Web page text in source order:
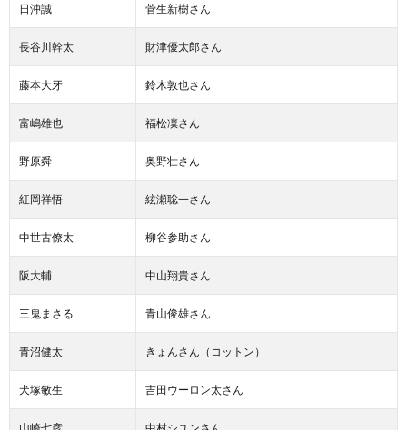
日沖誠 菅生新樹さん
長谷川幹太 財津優太郎さん
藤本大牙 鈴木敦也さん
富嶋雄也 福松凜さん
野原舜 奥野壮さん
紅岡祥悟 絃瀬聡一さん
中世古僚太 柳谷参助さん
阪大輔 中山翔貴さん
三鬼まさる 青山俊雄さん
青沼健太 きょんさん（コットン）
犬塚敏生 吉田ウーロン太さん